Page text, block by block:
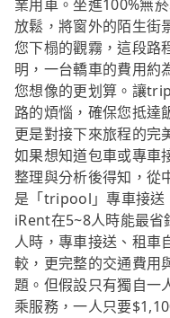
業用車。坐進100%無
放鬆，將窗外的陌生街
您下榻的觀霧，這段路
明，一台轎車的費用約
您想像的更划算。讓
路的煩惱，確保您抵達
更是對接下來旅程的完
如果想知道包車或專車
整理與分析後得知，從
是「tripool」專車接送
iRent在5~8人時能最省
人時，專車接送、租車
較，更完整的交通費用
題。但假設只有獨自
乘服務，一人只要